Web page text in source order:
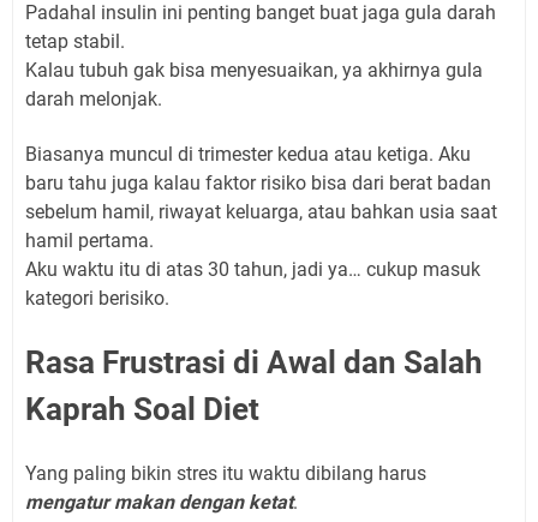
Padahal insulin ini penting banget buat jaga gula darah
tetap stabil.
Kalau tubuh gak bisa menyesuaikan, ya akhirnya gula
darah melonjak.
Biasanya muncul di trimester kedua atau ketiga. Aku
baru tahu juga kalau faktor risiko bisa dari berat badan
sebelum hamil, riwayat keluarga, atau bahkan usia saat
hamil pertama.
Aku waktu itu di atas 30 tahun, jadi ya… cukup masuk
kategori berisiko.
Rasa Frustrasi di Awal dan Salah
Kaprah Soal Diet
Yang paling bikin stres itu waktu dibilang harus
mengatur makan dengan ketat.